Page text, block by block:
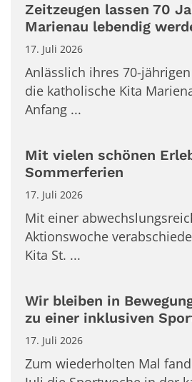
Zeitzeugen lassen 70
Marienau lebendig
17. Juli 2026
Anlässlich ihres 70-
die katholische Kita
Anfang ...
Mit vielen schönen
Sommerferien
17. Juli 2026
Mit einer
Aktionswoche
Kita St. ...
Wir bleiben in
zu einer inklusiven
17. Juli 2026
Zum wiederholten Mal